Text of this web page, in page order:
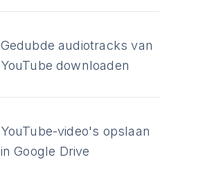
Gedubde audiotracks van
YouTube downloaden
YouTube-video's opslaan
in Google Drive